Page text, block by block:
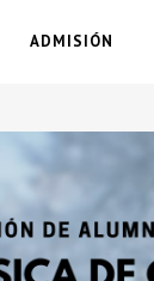
ADMISIÓN